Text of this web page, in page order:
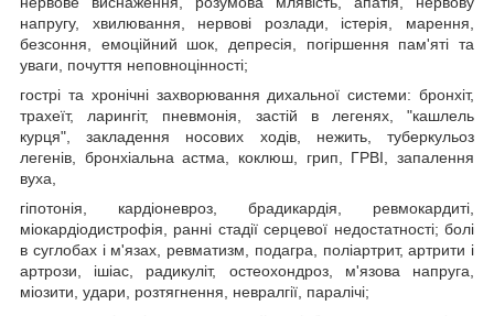
напругу, хвилювання, нервові розлади, істерія, марення,
безсоння, емоційний шок, депресія, погіршення пам'яті та
уваги, почуття неповноцінності;
гострі та хронічні захворювання дихальної системи: бронхіт,
трахеїт, ларингіт, пневмонія, застій в легенях, "кашлель
курця", закладення носових ходів, нежить, туберкульоз
легенів, бронхіальна астма, коклюш, грип, ГРВІ, запалення
вуха,
гіпотонія, кардіоневроз, брадикардія, ревмокардиті,
міокардіодистрофія, ранні стадії серцевої недостатності; болі
в суглобах і м'язах, ревматизм, подагра, поліартрит, артрити і
артрози, ішіас, радикуліт, остеохондроз, м'язова напруга,
міозити, удари, розтягнення, невралгії, паралічі;